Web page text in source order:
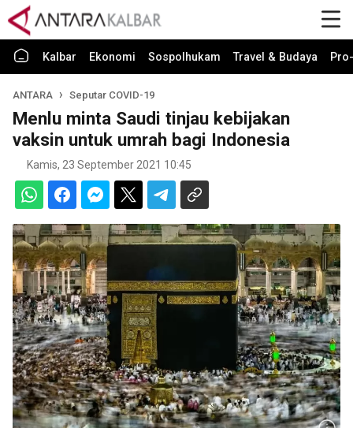
Kalbar Ekonomi Sospolhukam Travel & Budaya
ANTARA Seputar COVID-19
Menlu minta Saudi tinjau kebijakan
vaksin untuk umrah bagi Indonesia
Kamis, 23 September 2021 10:45